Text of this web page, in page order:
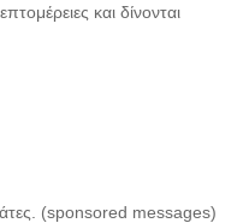
και δίνονται
(sponsored messages)